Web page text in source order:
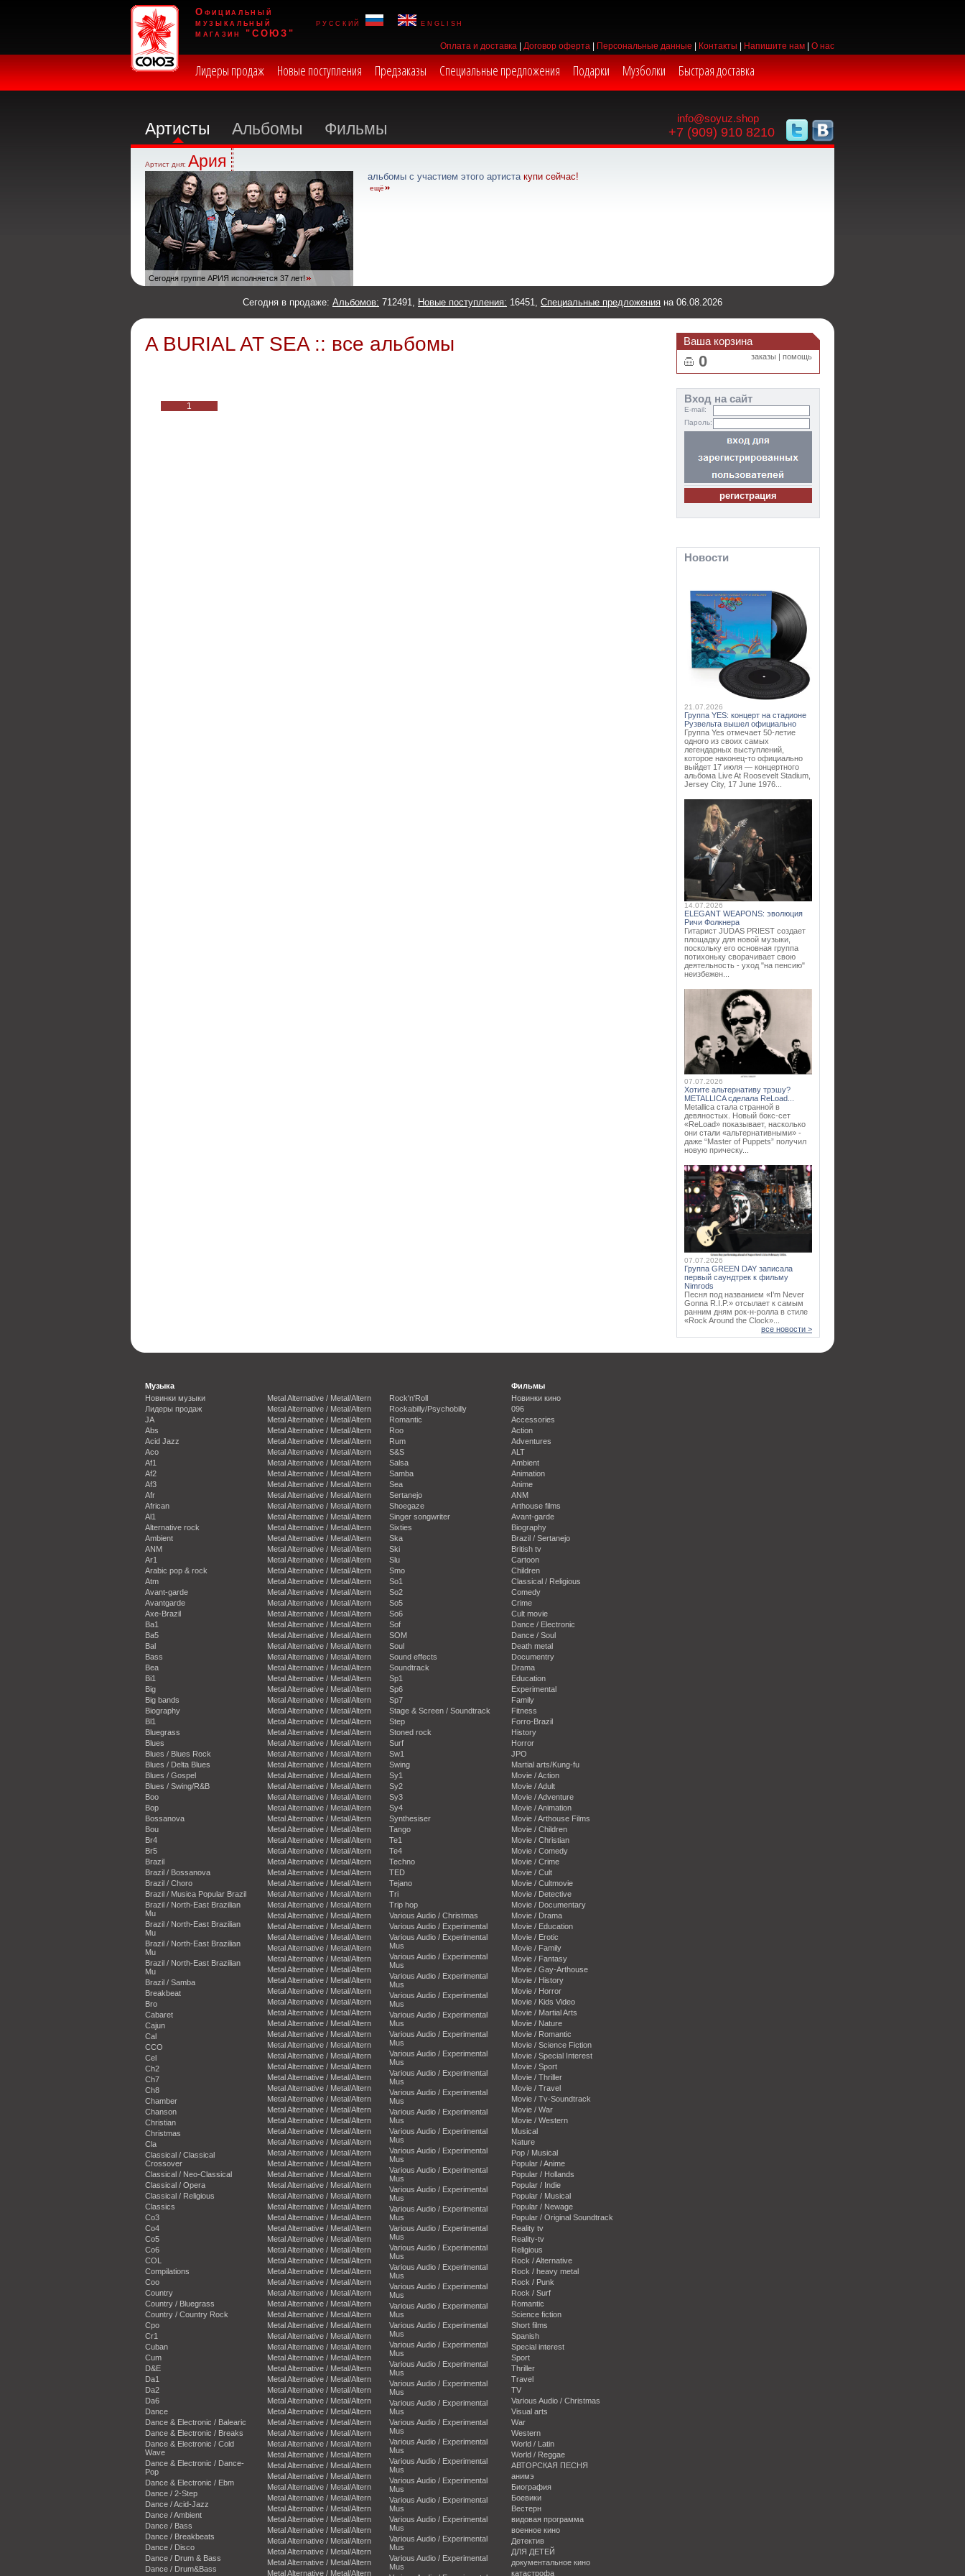
Официальный
музыкальный
магазин "СОЮЗ"
русский english
Оплата и доставка Договор оферта Персональные данные Контакты Напишите нам О нас
Лидеры продаж Новые поступления Предзаказы Специальные предложения Подарки Музболки Быстрая доставка
info@soyuz.shop
+7 (909) 910 8210
Артисты Альбомы Фильмы
Артист дня: Ария
Сегодня группе АРИЯ исполняется 37 лет!
альбомы с участием этого артиста купи сейчас!
ещё
Сегодня в продаже: Альбомов: 712491, Новые поступления: 16451, Специальные предложения на 06.08.2026
A BURIAL AT SEA :: все альбомы
1
Ваша корзина
0 заказы | помощь
Вход на сайт
E-mail:
Пароль:
Новости
21.07.2026
Группа YES: концерт на стадионе
Рузвельта вышел официально
Группа Yes отмечает 50-летие
одного из своих самых
легендарных выступлений,
которое наконец-то официально
выйдет 17 июля — концертного
альбома Live At Roosevelt Stadium,
Jersey City, 17 June 1976...
14.07.2026
ELEGANT WEAPONS: эволюция
Ричи Фолкнера
Гитарист JUDAS PRIEST создает
площадку для новой музыки,
поскольку его основная группа
потихоньку сворачивает свою
деятельность - уход "на пенсию"
неизбежен...
07.07.2026
Хотите альтернативу трэшу?
METALLICA сделала ReLoad...
Metallica стала странной в
девяностых. Новый бокс-сет
«ReLoad» показывает, насколько
они стали «альтернативными» -
даже “Master of Puppets” получил
новую прическу...
07.07.2026
Группа GREEN DAY записала
первый саундтрек к фильму
Nimrods
Песня под названием «I’m Never
Gonna R.I.P.» отсылает к самым
ранним дням рок-н-ролла в стиле
«Rock Around the Clock»...
все новости >
Музыка
Новинки музыки
Лидеры продаж
JA
Abs
Acid Jazz
Aco
Af1
Af2
Af3
Afr
African
Al1
Alternative rock
Ambient
ANM
Ar1
Arabic pop & rock
Atm
Avant-garde
Avantgarde
Axe-Brazil
Ba1
Ba5
Bal
Bass
Bea
Bi1
Big
Big bands
Biography
Bl1
Bluegrass
Blues
Blues / Blues Rock
Blues / Delta Blues
Blues / Gospel
Blues / Swing/R&B
Boo
Bop
Bossanova
Bou
Br4
Br5
Brazil
Brazil / Bossanova
Brazil / Choro
Brazil / Musica Popular Brazil
Brazil / North-East Brazilian
Mu
Brazil / North-East Brazilian
Mu
Brazil / North-East Brazilian
Mu
Brazil / North-East Brazilian
Mu
Brazil / Samba
Breakbeat
Bro
Cabaret
Cajun
Cal
CCO
Cel
Ch2
Ch7
Ch8
Chamber
Chanson
Christian
Christmas
Cla
Classical / Classical
Crossover
Classical / Neo-Classical
Classical / Opera
Classical / Religious
Classics
Co3
Co4
Co5
Co6
COL
Compilations
Coo
Country
Country / Bluegrass
Country / Country Rock
Cpo
Cr1
Cuban
Cum
D&E
Da1
Da2
Da6
Dance
Dance & Electronic / Balearic
Dance & Electronic / Breaks
Dance & Electronic / Cold
Wave
Dance & Electronic / Dance-
Pop
Dance & Electronic / Ebm
Dance / 2-Step
Dance / Acid-Jazz
Dance / Ambient
Dance / Bass
Dance / Breakbeats
Dance / Disco
Dance / Drum & Bass
Dance / Drum&Bass
Metal Alternative / Metal/Altern
Metal Alternative / Metal/Altern
Metal Alternative / Metal/Altern
Metal Alternative / Metal/Altern
Metal Alternative / Metal/Altern
Metal Alternative / Metal/Altern
Metal Alternative / Metal/Altern
Metal Alternative / Metal/Altern
Metal Alternative / Metal/Altern
Metal Alternative / Metal/Altern
Metal Alternative / Metal/Altern
Metal Alternative / Metal/Altern
Metal Alternative / Metal/Altern
Metal Alternative / Metal/Altern
Metal Alternative / Metal/Altern
Metal Alternative / Metal/Altern
Metal Alternative / Metal/Altern
Metal Alternative / Metal/Altern
Metal Alternative / Metal/Altern
Metal Alternative / Metal/Altern
Metal Alternative / Metal/Altern
Metal Alternative / Metal/Altern
Metal Alternative / Metal/Altern
Metal Alternative / Metal/Altern
Metal Alternative / Metal/Altern
Metal Alternative / Metal/Altern
Metal Alternative / Metal/Altern
Metal Alternative / Metal/Altern
Metal Alternative / Metal/Altern
Metal Alternative / Metal/Altern
Metal Alternative / Metal/Altern
Metal Alternative / Metal/Altern
Metal Alternative / Metal/Altern
Metal Alternative / Metal/Altern
Metal Alternative / Metal/Altern
Metal Alternative / Metal/Altern
Metal Alternative / Metal/Altern
Metal Alternative / Metal/Altern
Metal Alternative / Metal/Altern
Metal Alternative / Metal/Altern
Metal Alternative / Metal/Altern
Metal Alternative / Metal/Altern
Metal Alternative / Metal/Altern
Metal Alternative / Metal/Altern
Metal Alternative / Metal/Altern
Metal Alternative / Metal/Altern
Metal Alternative / Metal/Altern
Metal Alternative / Metal/Altern
Metal Alternative / Metal/Altern
Metal Alternative / Metal/Altern
Metal Alternative / Metal/Altern
Metal Alternative / Metal/Altern
Metal Alternative / Metal/Altern
Metal Alternative / Metal/Altern
Metal Alternative / Metal/Altern
Metal Alternative / Metal/Altern
Metal Alternative / Metal/Altern
Metal Alternative / Metal/Altern
Metal Alternative / Metal/Altern
Metal Alternative / Metal/Altern
Metal Alternative / Metal/Altern
Metal Alternative / Metal/Altern
Metal Alternative / Metal/Altern
Metal Alternative / Metal/Altern
Metal Alternative / Metal/Altern
Metal Alternative / Metal/Altern
Metal Alternative / Metal/Altern
Metal Alternative / Metal/Altern
Metal Alternative / Metal/Altern
Metal Alternative / Metal/Altern
Metal Alternative / Metal/Altern
Metal Alternative / Metal/Altern
Metal Alternative / Metal/Altern
Metal Alternative / Metal/Altern
Metal Alternative / Metal/Altern
Metal Alternative / Metal/Altern
Metal Alternative / Metal/Altern
Metal Alternative / Metal/Altern
Metal Alternative / Metal/Altern
Metal Alternative / Metal/Altern
Metal Alternative / Metal/Altern
Metal Alternative / Metal/Altern
Metal Alternative / Metal/Altern
Metal Alternative / Metal/Altern
Metal Alternative / Metal/Altern
Metal Alternative / Metal/Altern
Metal Alternative / Metal/Altern
Metal Alternative / Metal/Altern
Metal Alternative / Metal/Altern
Metal Alternative / Metal/Altern
Metal Alternative / Metal/Altern
Metal Alternative / Metal/Altern
Metal Alternative / Metal/Altern
Metal Alternative / Metal/Altern
Metal Alternative / Metal/Altern
Metal Alternative / Metal/Altern
Metal Alternative / Metal/Altern
Metal Alternative / Metal/Altern
Metal Alternative / Metal/Altern
Metal Alternative / Metal/Altern
Metal Alternative / Metal/Altern
Metal Alternative / Metal/Altern
Metal Alternative / Metal/Altern
Metal Alternative / Metal/Altern
Metal Alternative / Metal/Altern
Metal Alternative / Metal/Altern
Metal Alternative / Metal/Altern
Metal Alternative / Metal/Altern
Metal Alternative / Metal/Altern
Metal Alternative / Metal/Altern
Rock'n'Roll
Rockabilly/Psychobilly
Romantic
Roo
Rum
S&S
Salsa
Samba
Sea
Sertanejo
Shoegaze
Singer songwriter
Sixties
Ska
Ski
Slu
Smo
So1
So2
So5
So6
Sof
SOM
Soul
Sound effects
Soundtrack
Sp1
Sp6
Sp7
Stage & Screen / Soundtrack
Step
Stoned rock
Surf
Sw1
Swing
Sy1
Sy2
Sy3
Sy4
Synthesiser
Tango
Te1
Te4
Techno
TED
Tejano
Tri
Trip hop
Various Audio / Christmas
Various Audio / Experimental
Various Audio / Experimental
Mus
Various Audio / Experimental
Mus
Various Audio / Experimental
Mus
Various Audio / Experimental
Mus
Various Audio / Experimental
Mus
Various Audio / Experimental
Mus
Various Audio / Experimental
Mus
Various Audio / Experimental
Mus
Various Audio / Experimental
Mus
Various Audio / Experimental
Mus
Various Audio / Experimental
Mus
Various Audio / Experimental
Mus
Various Audio / Experimental
Mus
Various Audio / Experimental
Mus
Various Audio / Experimental
Mus
Various Audio / Experimental
Mus
Various Audio / Experimental
Mus
Various Audio / Experimental
Mus
Various Audio / Experimental
Mus
Various Audio / Experimental
Mus
Various Audio / Experimental
Mus
Various Audio / Experimental
Mus
Various Audio / Experimental
Mus
Various Audio / Experimental
Mus
Various Audio / Experimental
Mus
Various Audio / Experimental
Mus
Various Audio / Experimental
Mus
Various Audio / Experimental
Mus
Various Audio / Experimental
Mus
Various Audio / Experimental
Mus
Various Audio / Experimental
Mus
Various Audio / Experimental
Mus
Various Audio / Experimental
Mus
Фильмы
Новинки кино
096
Accessories
Action
Adventures
ALT
Ambient
Animation
Anime
ANM
Arthouse films
Avant-garde
Biography
Brazil / Sertanejo
British tv
Cartoon
Children
Classical / Religious
Comedy
Crime
Cult movie
Dance / Electronic
Dance / Soul
Death metal
Documentry
Drama
Education
Experimental
Family
Fitness
Forro-Brazil
History
Horror
JPO
Martial arts/Kung-fu
Movie / Action
Movie / Adult
Movie / Adventure
Movie / Animation
Movie / Arthouse Films
Movie / Children
Movie / Christian
Movie / Comedy
Movie / Crime
Movie / Cult
Movie / Cultmovie
Movie / Detective
Movie / Documentary
Movie / Drama
Movie / Education
Movie / Erotic
Movie / Family
Movie / Fantasy
Movie / Gay-Arthouse
Movie / History
Movie / Horror
Movie / Kids Video
Movie / Martial Arts
Movie / Nature
Movie / Romantic
Movie / Science Fiction
Movie / Special Interest
Movie / Sport
Movie / Thriller
Movie / Travel
Movie / Tv-Soundtrack
Movie / War
Movie / Western
Musical
Nature
Pop / Musical
Popular / Anime
Popular / Hollands
Popular / Indie
Popular / Musical
Popular / Newage
Popular / Original Soundtrack
Reality tv
Reality-tv
Religious
Rock / Alternative
Rock / heavy metal
Rock / Punk
Rock / Surf
Romantic
Science fiction
Short films
Spanish
Special interest
Sport
Thriller
Travel
TV
Various Audio / Christmas
Visual arts
War
Western
World / Latin
World / Reggae
АВТОРСКАЯ ПЕСНЯ
анимэ
Биография
Боевики
Вестерн
видовая программа
военное кино
Детектив
ДЛЯ ДЕТЕЙ
документальное кино
катастрофа